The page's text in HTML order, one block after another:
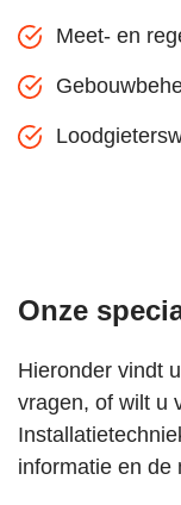
Meet- en
Onze
Hieronder vindt
vragen, of wilt u
informatie en de